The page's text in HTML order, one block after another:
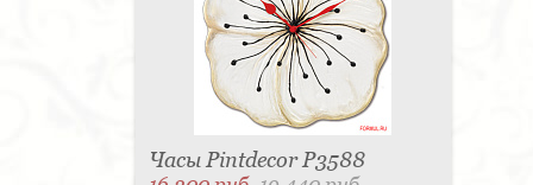
Часы Pintdecor P3588